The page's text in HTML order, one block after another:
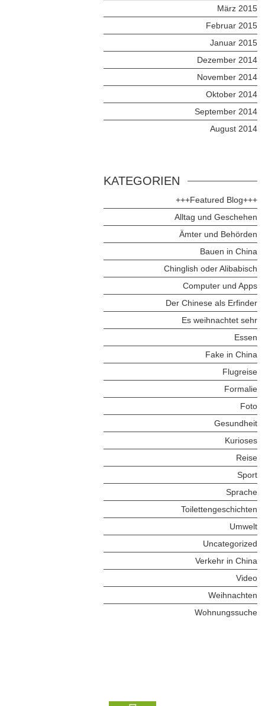
März 2015
Februar 2015
Januar 2015
Dezember 2014
November 2014
Oktober 2014
September 2014
August 2014
KATEGORIEN
+++Featured Blog+++
Alltag und Geschehen
Ämter und Behörden
Bauen in China
Chinglish oder Alibabisch
Computer und Apps
Der Chinese als Erfinder
Es weihnachtet sehr
Essen
Fake in China
Flugreise
Formalie
Foto
Gesundheit
Kurioses
Reise
Sport
Sprache
Toilettengeschichten
Umwelt
Uncategorized
Verkehr in China
Video
Weihnachten
Wohnungssuche